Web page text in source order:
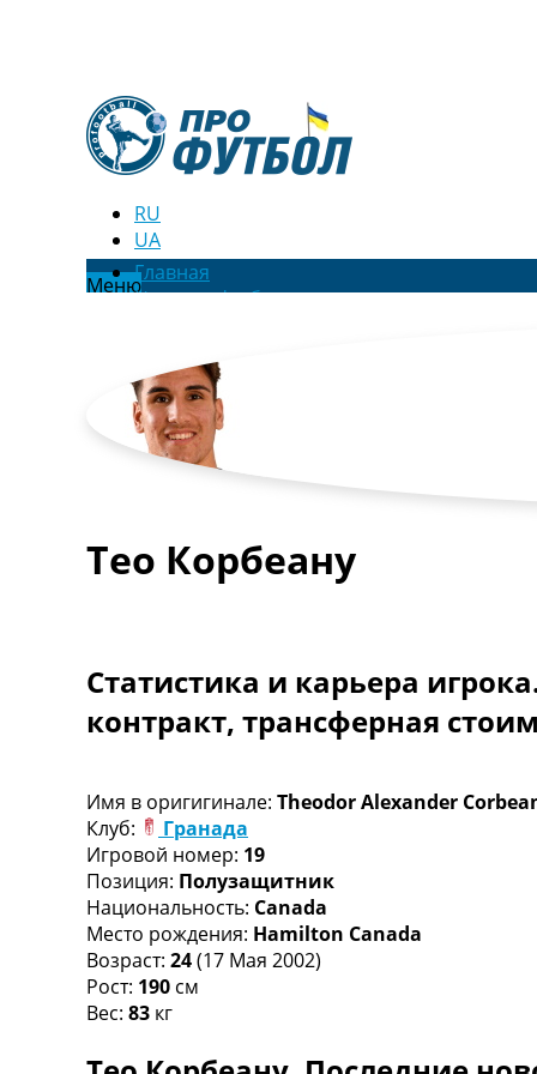
RU
UA
МенюГлавная
Новости футбола
Новости футбола Украины
Последние комментарии
Конкурс прогнозов
Логин
Рейтинги
Турниры
Чемпионат Мира
Англия. Премьер Лига
Испания. Ла Лига
Другие Турниры >>>
Таблицы групп Чемпионата Мира
Украина. Премьер-Лига
Украина. Первая Лига
Лига Чемпионов. Таблицы групп
Англия. Премьер-Лига
Испания. Ла Лига
Все таблицы >>>
Рейтинги
Рейтинг ФИФА
Тео Корбеану
Статистика и карьера
контракт, трансферная
Имя в оригигинале: Theodor Alexander
Клуб:
Гранада
Игровой номер: 19
Позиция: Полузащитник
Национальность: Canada
Место рождения: Hamilton Canada
Возраст: 24(17 Мая 2002)
Рост: 190 см
Вес: 83 кг